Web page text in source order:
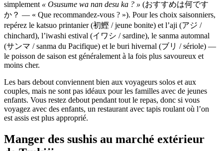
simplement « Osusume wa nan desu ka ? » (おすすめは何です
か？ — « Que recommandez-vous ? »). Pour les choix saisonniers,
repérez le katsuo printanier (初鰹 / jeune bonite) et l’aji (アジ /
chinchard), l’iwashi estival (イワシ / sardine), le sanma automnal
(サンマ / sanma du Pacifique) et le buri hivernal (ブリ / sériole) —
le poisson de saison est généralement à la fois plus savoureux et
moins cher.
Les bars debout conviennent bien aux voyageurs solos et aux
couples, mais ne sont pas idéaux pour les familles avec de jeunes
enfants. Vous restez debout pendant tout le repas, donc si vous
voyagez avec des enfants, un restaurant avec tapis roulant où l’on
est assis est plus approprié.
Manger des sushis au marché extérieur